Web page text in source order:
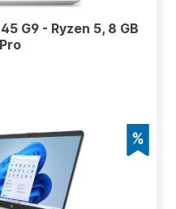
G9 - Ryzen 5, 8 GB